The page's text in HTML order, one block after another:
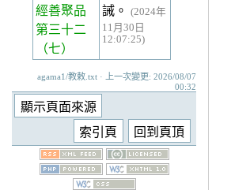
經善聚品
第三十二
（七）
誡。
(2024年
11月30日
12:07:25)
agama1/教敕.txt · 上一次變更: 2026/08/07
00:32